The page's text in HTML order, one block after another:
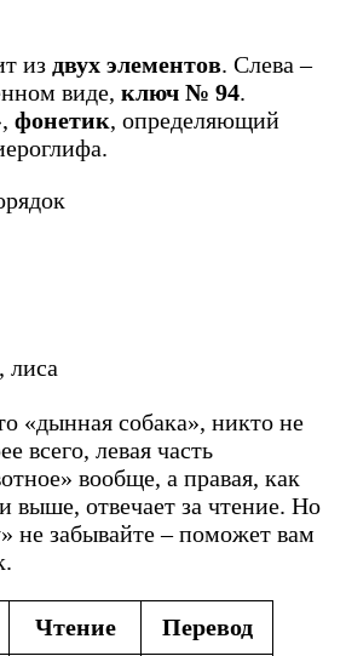
из двух элементов. Слева –
виде, ключ № 94.
фонетик, определяющий
лиса
«дынная собака», никто не
всего, левая часть
вообще, а правая, как
выше, отвечает за чтение. Но
не забывайте – поможет вам
Чтение Перевод